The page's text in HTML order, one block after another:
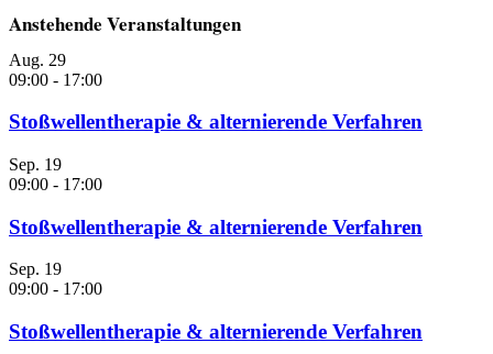
Anstehende Veranstaltungen
Aug. 29
09:00 - 17:00
Stoßwellentherapie & alternierende Verfahren
Sep. 19
09:00 - 17:00
Stoßwellentherapie & alternierende Verfahren
Sep. 19
09:00 - 17:00
Stoßwellentherapie & alternierende Verfahren